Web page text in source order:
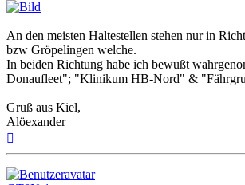
An den meisten Haltestellen stehen nur in
bzw Gröpelingen welche.
In beiden Richtung habe ich bewußt
Donaufleet"; "Klinikum HB-Nord" &
Gruß aus Kiel,
Alöexander